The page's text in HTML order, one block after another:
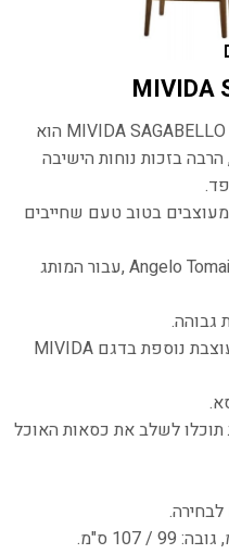
MIVIDA
בקטגוריית כסאות בר מעוצבים דגם MIVIDA SAGABELLO הוא
בזכות נוחות הישיבה
בטוב טעם שחייבים
הכיסאות עוצבו על ידי המעצב Angelo Tomaiuolo ,עבור המותג
גבוהה.
ניתן למצוא את הכיסא גם בגרסה מעוצבת נוספת בדגם MIVIDA
תוכלו לשלב את כסאות האוכל